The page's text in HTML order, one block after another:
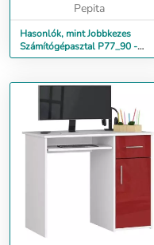
Pepita
Hasonlók, mint Jobbkezes
Számítógépasztal P77_90 -
fehér-fekete fényes